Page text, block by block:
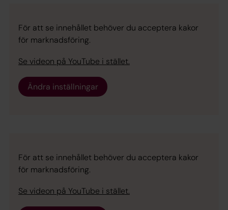
För att se innehållet behöver du acceptera kakor
för marknadsföring.
Se videon på YouTube i stället.
Ändra inställningar
För att se innehållet behöver du acceptera kakor
för marknadsföring.
Se videon på YouTube i stället.